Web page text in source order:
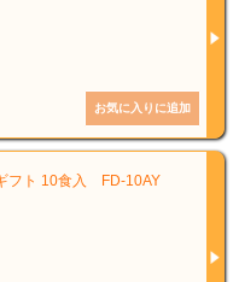
フト 10食入 FD-10AY